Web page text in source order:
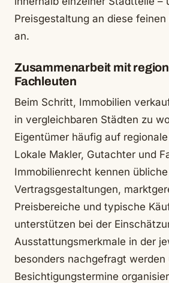
Preisgestaltung an diese
an.
Zusammenarbeit mit
Fachleuten
Beim Schritt, Immobilien
in vergleichbaren Städten zu
Eigentümer häufig auf
Lokale Makler, Gutachter und
Immobilienrecht kennen übliche
Vertragsgestaltungen,
Preisbereiche und typische
unterstützen bei der
Ausstattungsmerkmale in der
besonders nachgefragt werden
Besichtigungstermine